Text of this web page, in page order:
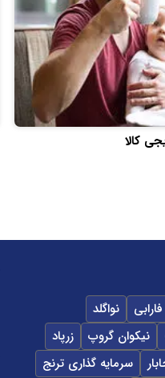
نواگلد
نیکوان گروپ
زرپاد
سرمایه گذاری ترنج